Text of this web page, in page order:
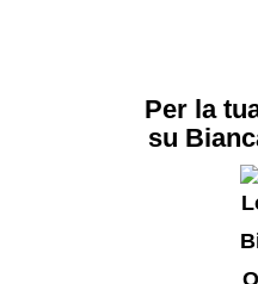
Per la
su